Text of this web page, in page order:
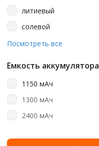
cr123a
cr1616
cr2
cr2016
cr2025
литиевый
солевой
щелочная
Посмотреть все
Емкость аккумулятора
1150 мАч
1300 мАч
2400 мАч